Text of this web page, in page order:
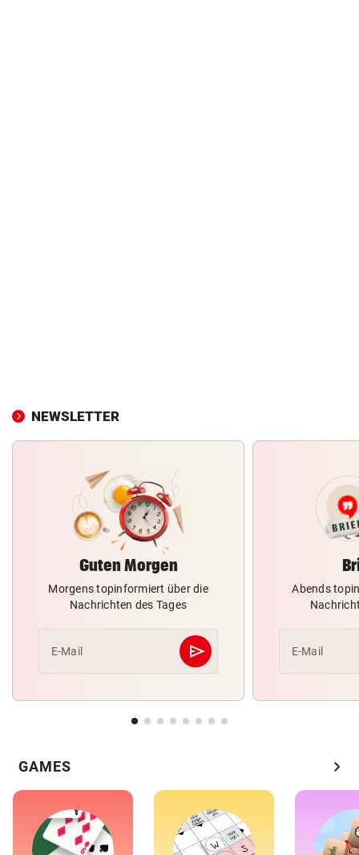
NEWSLETTER
Guten Morgen
Morgens topinformiert über die
Nachrichten des Tages
E-Mail send
Abschicken
Abends
E-Mail
GAMES chevron_right